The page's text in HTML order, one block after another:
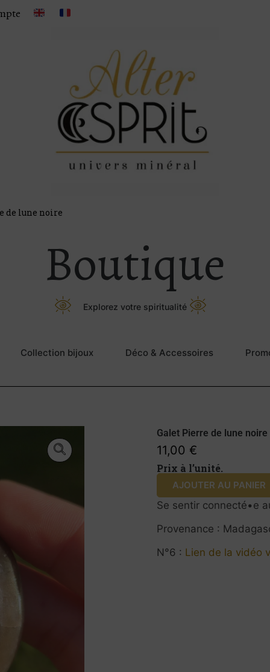
de lune noire
Boutique
Explorez votre spiritualité
Collection bijoux Déco & Accessoires
Galet Pierre de lune noire
11,00 €
Prix à l’unité.
AJOUTER AU PANIER
Se sentir connecté•e
Provenance :
N°6 : Lien de la vidéo